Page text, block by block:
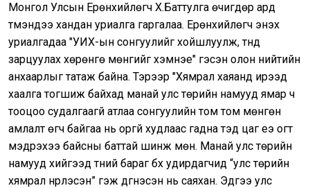
Монгол Улсын Ерөнхийлөгч Х.Баттулга өчигдөр ард
түмэндээ хандан уриалга гаргалаа. Ерөнхийлөгч энэхүү
уриалгадаа "УИХ-ын сонгуулийг хойшлуулж, түүнд
зарцуулах хөрөнгө мөнгийг хэмнэе" гэсэн олон нийтийн
анхаарлыг татаж байна. Тэрээр "Хямрал хаяанд ирээд
хаалга тогшиж байхад манай улс төрийн намууд ямар ч
тооцоо судалгаагүй атлаа сонгуулийн том том мөнгөн
амлалт өгч байгаа нь оргүй худлаас гадна тэд цаг үеэ огт
мэдрэхээ байсны баттай шинж мөн. Манай улс төрийн
намууд хийгээд түүний бараг бүх удирдагчид “улс төрийн
хямрал нүүрлэсэн” гэж дүгнэсэн нь саяхан. Эдүгээ улс